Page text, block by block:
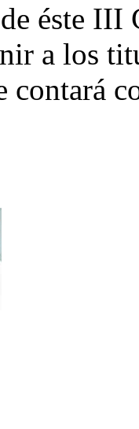
éste III
a los
contará